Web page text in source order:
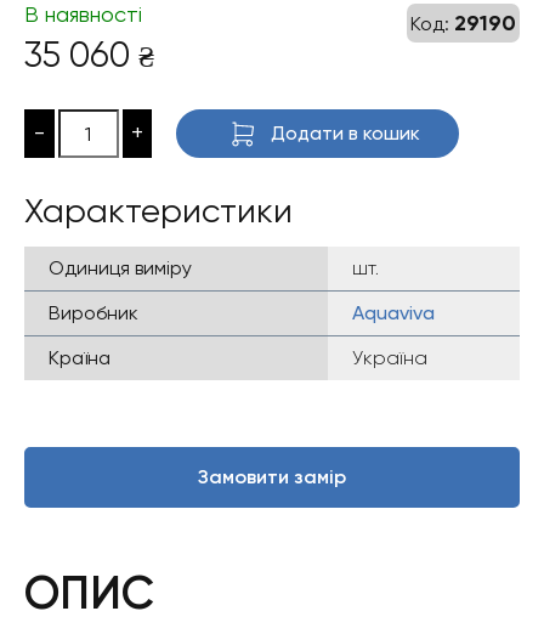
Код: 29190
В наявності
35 060 ₴
- + Додати в кошик
Характеристики
Одиниця виміру
шт.
Виробник
Aquaviva
Країна
Україна
Замовити замір
ОПИС